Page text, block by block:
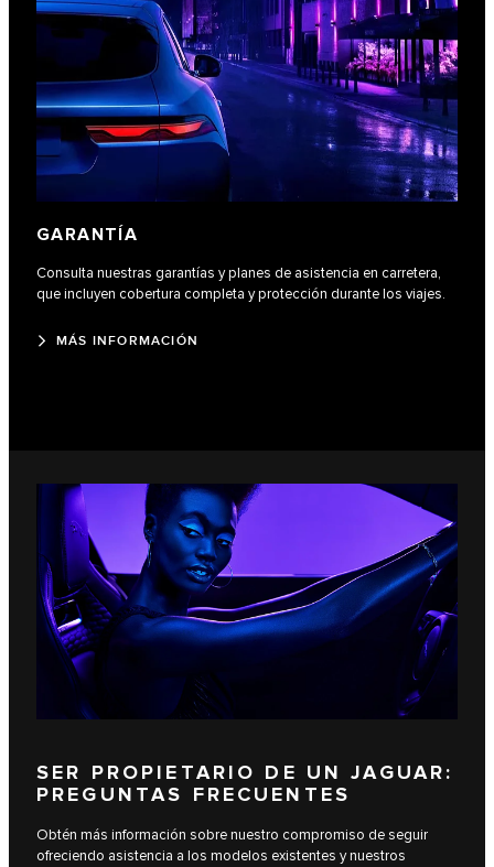
GARANTÍA
Consulta nuestras garantías y planes de asistencia en carretera,
que incluyen cobertura completa y protección durante los viajes.
MÁS INFORMACIÓN
SER PROPIETARIO DE UN JAGUAR:
PREGUNTAS FRECUENTES
Obtén más información sobre nuestro compromiso de seguir
ofreciendo asistencia a los modelos existentes y nuestros